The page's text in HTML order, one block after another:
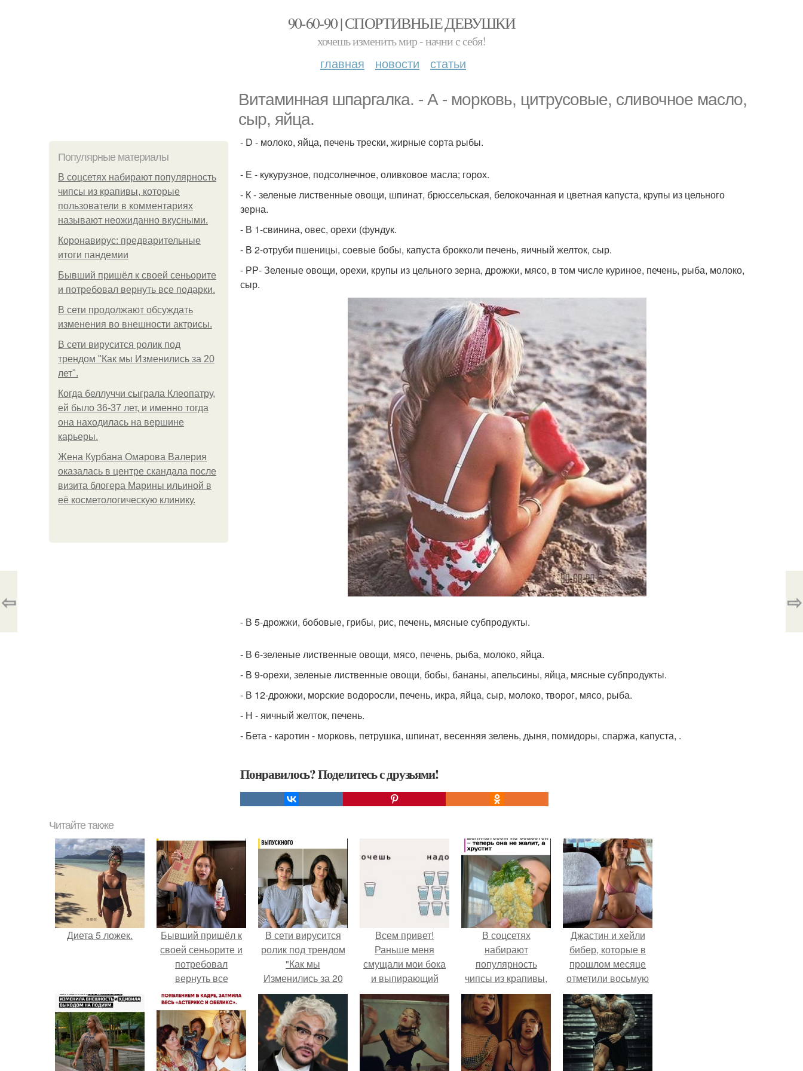
90-60-90 | СПОРТИВНЫЕ ДЕВУШКИ
хочешь изменить мир - начни с себя!
главная новости статьи
Витаминная шпаргалка. - А - морковь, цитрусовые, сливочное масло,
сыр, яйца.
Популярные материалы
В соцсетях набирают популярность
чипсы из крапивы, которые
пользователи в комментариях
называют неожиданно вкусными.
Коронавирус: предварительные
итоги пандемии
Бывший пришёл к своей сеньорите
и потребовал вернуть все подарки.
В сети продолжают обсуждать
изменения во внешности актрисы.
В сети вирусится ролик под
трендом "Как мы Изменились за 20
лет".
Когда беллуччи сыграла Клеопатру,
ей было 36-37 лет, и именно тогда
она находилась на вершине
карьеры.
Жена Курбана Омарова Валерия
оказалась в центре скандала после
визита блогера Марины ильиной в
её косметологическую клинику.
- D - молоко, яйца, печень трески, жирные сорта рыбы.
- Е - кукурузное, подсолнечное, оливковое масла; горох.
- К - зеленые лиственные овощи, шпинат, брюссельская, белокочанная и цветная капуста, крупы из цельного
зерна.
- В 1-свинина, овес, орехи (фундук.
- В 2-отруби пшеницы, соевые бобы, капуста брокколи печень, яичный желток, сыр.
- РР- Зеленые овощи, орехи, крупы из цельного зерна, дрожжи, мясо, в том числе куриное, печень, рыба, молоко,
сыр.
- В 5-дрожжи, бобовые, грибы, рис, печень, мясные субпродукты.
- В 6-зеленые лиственные овощи, мясо, печень, рыба, молоко, яйца.
- В 9-орехи, зеленые лиственные овощи, бобы, бананы, апельсины, яйца, мясные субпродукты.
- В 12-дрожжи, морские водоросли, печень, икра, яйца, сыр, молоко, творог, мясо, рыба.
- Н - яичный желток, печень.
- Бета - каротин - морковь, петрушка, шпинат, весенняя зелень, дыня, помидоры, спаржа, капуста, .
Понравилось? Поделитесь с друзьями!
⇦ ⇨
Читайте также
Диета 5 ложек.
Бывший пришёл к
своей сеньорите и
потребовал
вернуть все
подарки.
В сети вирусится
ролик под трендом
"Как мы
Изменились за 20
лет".
Всем привет!
Раньше меня
смущали мои бока
и выпирающий
живот!
В соцсетях
набирают
популярность
чипсы из крапивы,
которые
пользователи в
комментариях
называют
неожиданно
вкусными.
Джастин и хейли
бибер, которые в
прошлом месяце
отметили восьмую
годовщину
помолвки, показали
новые фото с
совместного
отдыха.